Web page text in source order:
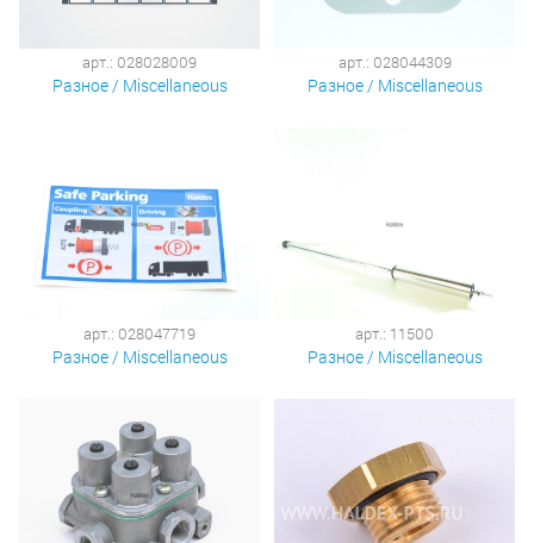
арт.: 028028009
Разное / Miscellaneous
арт.: 028044309
Разное / Miscellaneous
арт.: 028047719
Разное / Miscellaneous
арт.: 11500
Разное / Miscellaneous